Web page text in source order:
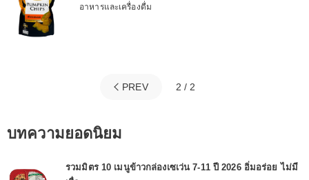
อาหารและเครื่องดื่ม
PREV 2 / 2
บทความยอดนิยม
รวมมิตร 10 เมนูข้าวกล่องเซเว่น 7-11 ปี 2026 อิ่มอร่อย ไม่มี